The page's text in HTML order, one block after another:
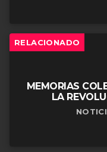
RELACIONADO
MEMORIAS
LA